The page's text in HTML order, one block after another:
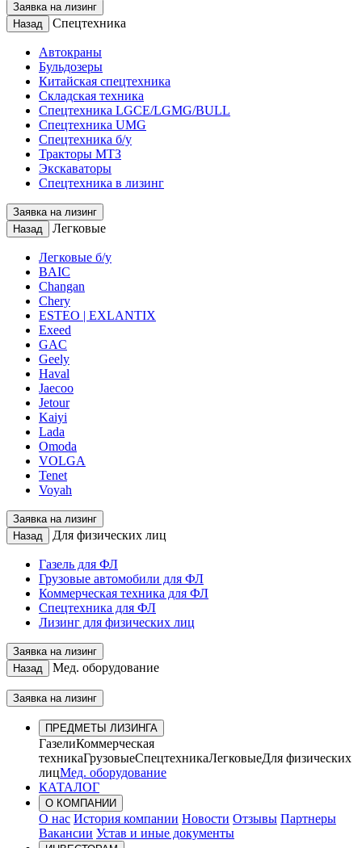
Заявка на лизинг
Назад
Спецтехника
Автокраны
Бульдозеры
Китайская спецтехника
Складская техника
Спецтехника LGCE/LGMG/BULL
Спецтехника UMG
Спецтехника б/у
Тракторы МТЗ
Экскаваторы
Спецтехника в лизинг
Заявка на лизинг
Назад
Легковые
Легковые б/у
BAIC
Changan
Chery
ESTEO | EXLANTIX
Exeed
GAC
Geely
Haval
Jaecoo
Jetour
Kaiyi
Lada
Omoda
VOLGA
Tenet
Voyah
Заявка на лизинг
Назад
Для физических лиц
Газель для ФЛ
Грузовые автомобили для ФЛ
Коммерческая техника для ФЛ
Спецтехника для ФЛ
Лизинг для физических лиц
Заявка на лизинг
Назад
Мед. оборудование
Заявка на лизинг
ПРЕДМЕТЫ ЛИЗИНГА
ГазелиКоммерческая
техникаГрузовыеСпецтехникаЛегковыеДля физических
лицМед. оборудование
КАТАЛОГ
О КОМПАНИИ
О нас История компании Новости Отзывы Партнеры
Вакансии Устав и иные документы